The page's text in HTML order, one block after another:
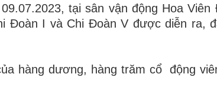
tại sân vận động Hoa
Đoàn I và Chi Đoàn V được diễn ra,
hàng dương, hàng trăm cổ động